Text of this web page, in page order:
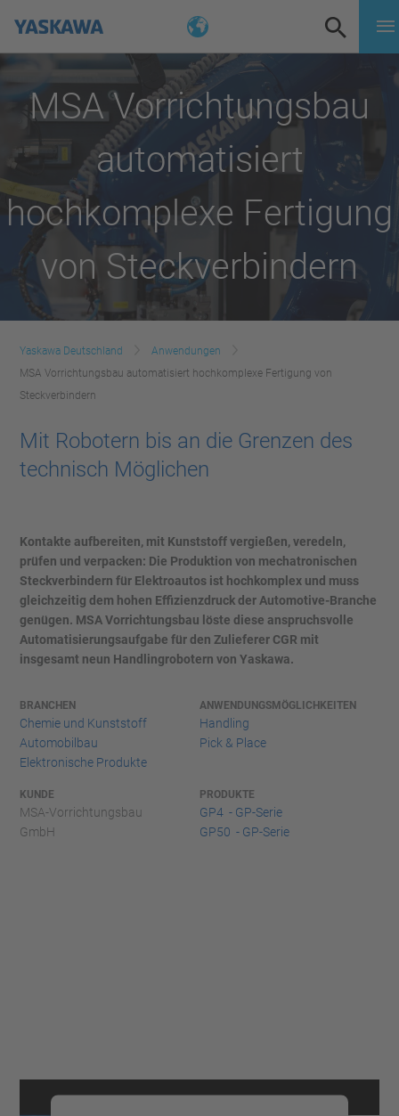
MSA Vorrichtungsbau
automatisiert
hochkomplexe Fertigung
von Steckverbindern
Yaskawa Deutschland
Anwendungen
MSA Vorrichtungsbau automatisiert hochkomplexe Fertigung von
Steckverbindern
Mit Robotern bis an die Grenzen des
technisch Möglichen
Kontakte aufbereiten, mit Kunststoff vergießen, veredeln,
prüfen und verpacken: Die Produktion von mechatronischen
Steckverbindern für Elektroautos ist hochkomplex und muss
gleichzeitig dem hohen Effizienzdruck der Automotive-Branche
genügen. MSA Vorrichtungsbau löste diese anspruchsvolle
Automatisierungsaufgabe für den Zulieferer CGR mit
insgesamt neun Handlingrobotern von Yaskawa.
BRANCHEN
Chemie und Kunststoff
Automobilbau
Elektronische Produkte
ANWENDUNGSMÖGLICHKEITEN
Handling
Pick & Place
KUNDE
MSA-Vorrichtungsbau
GmbH
PRODUKTE
GP4 - GP-Serie
GP50 - GP-Serie